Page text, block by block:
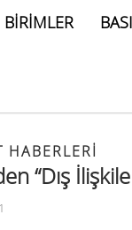
BİRİMLER
HABERLERI
“Dış